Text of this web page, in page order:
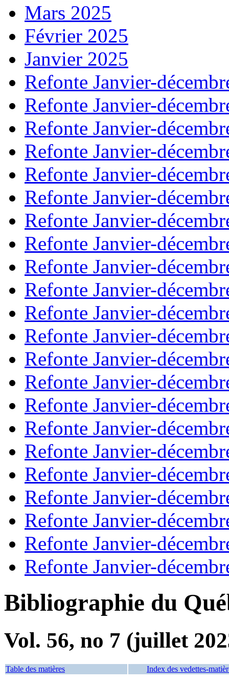
Mars 2025
Février 2025
Janvier 2025
Refonte Janvier-
Refonte Janvier-
Refonte Janvier-
Refonte Janvier-
Refonte Janvier-
Refonte Janvier-
Refonte Janvier-
Refonte Janvier-
Refonte Janvier-
Refonte Janvier-
Refonte Janvier-
Refonte Janvier-
Refonte Janvier-
Refonte Janvier-
Refonte Janvier-
Refonte Janvier-
Refonte Janvier-
Refonte Janvier-
Refonte Janvier-
Refonte Janvier-
Refonte Janvier-
Refonte Janvier-
Bibliographie du
Vol. 56, no 7 (juillet
Table des matières Index des vedettes-